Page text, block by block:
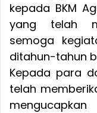
kepada BKM
yang telah
semoga
ditahun-tahun
Kepada para
telah